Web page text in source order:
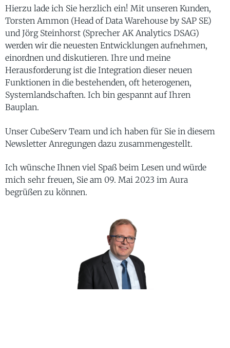
Hierzu lade ich Sie herzlich ein! Mit unseren Kunden,
Torsten Ammon (Head of Data Warehouse by SAP SE)
und Jörg Steinhorst (Sprecher AK Analytics DSAG)
werden wir die neuesten Entwicklungen aufnehmen,
einordnen und diskutieren. Ihre und meine
Herausforderung ist die Integration dieser neuen
Funktionen in die bestehenden, oft heterogenen,
Systemlandschaften. Ich bin gespannt auf Ihren
Bauplan.
Unser CubeServ Team und ich haben für Sie in diesem
Newsletter Anregungen dazu zusammengestellt.
Ich wünsche Ihnen viel Spaß beim Lesen und würde
mich sehr freuen, Sie am 09. Mai 2023 im Aura
begrüßen zu können.